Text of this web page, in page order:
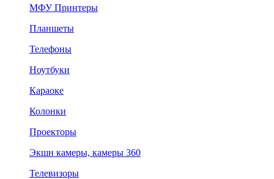
МФУ Принтеры
Планшеты
Телефоны
Ноутбуки
Караоке
Колонки
Проекторы
Экшн камеры, камеры 360
Телевизоры